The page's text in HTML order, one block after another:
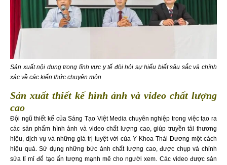
Sản xuất nội dung trong lĩnh vực y tế đòi hỏi sự hiểu biết sâu sắc và chính
xác về các kiến thức chuyên môn
Sản xuất thiết kế hình ảnh và video chất lượng
cao
Đội ngũ thiết kế của Sáng Tạo Việt Media chuyên nghiệp trong việc tạo ra
các sản phẩm hình ảnh và video chất lượng cao, giúp truyền tải thương
hiệu, dịch vụ và những giá trị tuyệt vời của Y Khoa Thái Dương một cách
hiệu quả. Sử dụng những bức ảnh chất lượng cao, được chụp và chỉnh
sửa tỉ mỉ để tạo ấn tượng mạnh mẽ cho người xem. Các video được sản